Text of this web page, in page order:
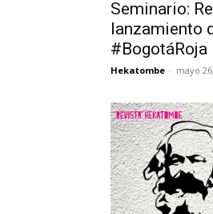
Seminario:
lanzamiento
#BogotáRoja
Hekatombe - mayo